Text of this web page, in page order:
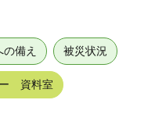
の備え 被災状況
ー 資料室